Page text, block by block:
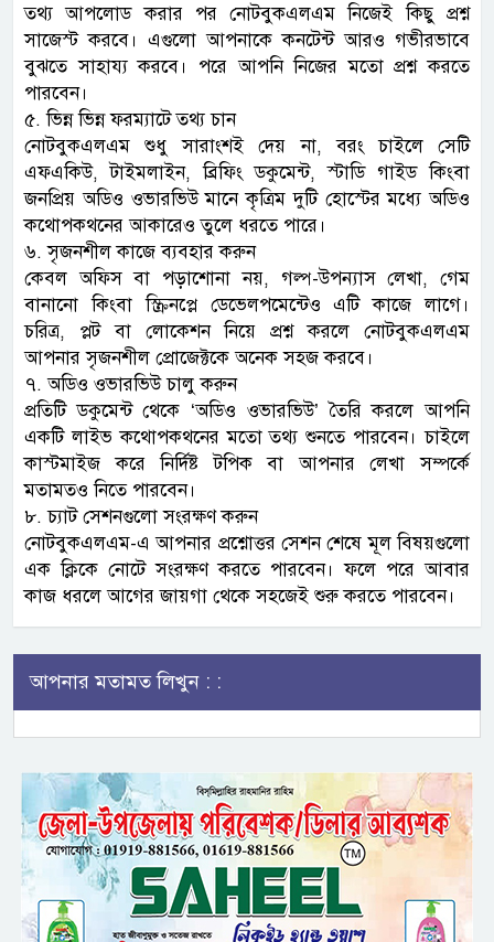
তথ্য আপলোড করার পর নোটবুকএলএম নিজেই কিছু প্রশ্ন
সাজেস্ট করবে। এগুলো আপনাকে কনটেন্ট আরও গভীরভাবে
বুঝতে সাহায্য করবে। পরে আপনি নিজের মতো প্রশ্ন করতে
পারবেন।
৫. ভিন্ন ভিন্ন ফরম্যাটে তথ্য চান
নোটবুকএলএম শুধু সারাংশই দেয় না, বরং চাইলে সেটি
এফএকিউ, টাইমলাইন, ব্রিফিং ডকুমেন্ট, স্টাডি গাইড কিংবা
জনপ্রিয় অডিও ওভারভিউ মানে কৃত্রিম দুটি হোস্টের মধ্যে অডিও
কথোপকথনের আকারেও তুলে ধরতে পারে।
৬. সৃজনশীল কাজে ব্যবহার করুন
কেবল অফিস বা পড়াশোনা নয়, গল্প-উপন্যাস লেখা, গেম
বানানো কিংবা স্ক্রিনপ্লে ডেভেলপমেন্টেও এটি কাজে লাগে।
চরিত্র, প্লট বা লোকেশন নিয়ে প্রশ্ন করলে নোটবুকএলএম
আপনার সৃজনশীল প্রোজেক্টকে অনেক সহজ করবে।
৭. অডিও ওভারভিউ চালু করুন
প্রতিটি ডকুমেন্ট থেকে ‘অডিও ওভারভিউ’ তৈরি করলে আপনি
একটি লাইভ কথোপকথনের মতো তথ্য শুনতে পারবেন। চাইলে
কাস্টমাইজ করে নির্দিষ্ট টপিক বা আপনার লেখা সম্পর্কে
মতামতও নিতে পারবেন।
৮. চ্যাট সেশনগুলো সংরক্ষণ করুন
নোটবুকএলএম-এ আপনার প্রশ্নোত্তর সেশন শেষে মূল বিষয়গুলো
এক ক্লিকে নোটে সংরক্ষণ করতে পারবেন। ফলে পরে আবার
কাজ ধরলে আগের জায়গা থেকে সহজেই শুরু করতে পারবেন।
আপনার মতামত লিখুন : :